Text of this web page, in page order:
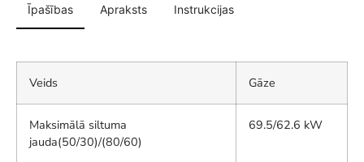
Īpašības Apraksts Instrukcijas
Veids Gāze
Maksimālā siltuma
jauda(50/30)/(80/60)
69.5/62.6 kW